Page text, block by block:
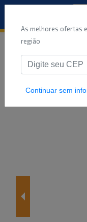
Início Para
Mixer Pratic
As melhores ofertas
região
Continuar sem